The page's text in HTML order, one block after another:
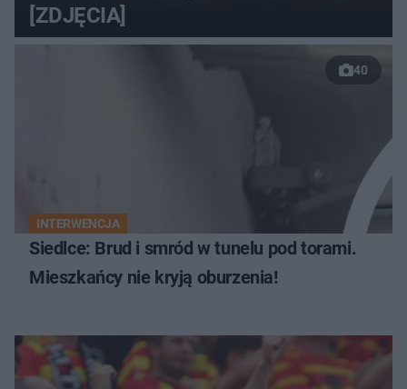
[ZDJĘCIA]
40
INTERWENCJA
Siedlce: Brud i smród w tunelu pod torami.
Mieszkańcy nie kryją oburzenia!